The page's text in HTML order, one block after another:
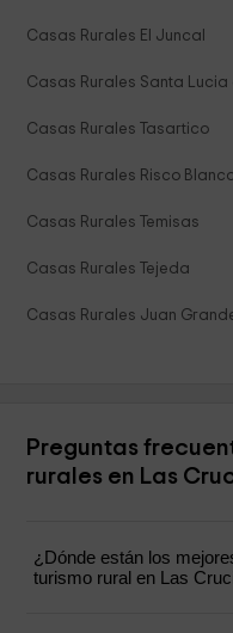
Casas Rurales El Juncal
Casas Rurales Santa
Casas Rurales Tasartico
Casas Rurales Risco
Casas Rurales Temisas
Casas Rurales Tejeda
Casas Rurales Juan
Preguntas
rurales en Las
¿Dónde están los
turismo rural en Las